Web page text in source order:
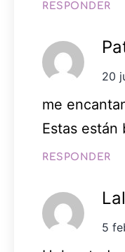
RESPONDER
20
me
Estas están
RESPONDER
5